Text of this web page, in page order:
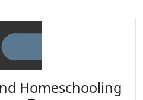
Homeschooling